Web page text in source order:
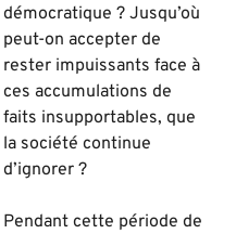
démocratique ? Jusqu’où
peut-on accepter de
rester impuissants face à
ces accumulations de
faits insupportables, que
la société continue
d’ignorer ?
Pendant cette période de